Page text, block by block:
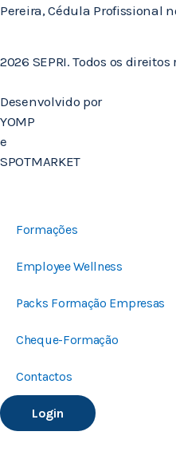
Pereira, Cédula Profissional
2026 SEPRI. Todos os direitos
Desenvolvido por
YOMP
e
SPOTMARKET
Formações
Employee Wellness
Packs Formação Empresas
Cheque-Formação
Contactos
Login